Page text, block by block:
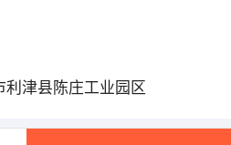
利津县陈庄工业园区